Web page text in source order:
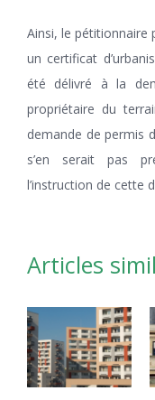
Ainsi, le pétitionnaire
un certificat
été délivré à la
propriétaire du
demande de permis
s’en serait pas
l’instruction de cette
Articles